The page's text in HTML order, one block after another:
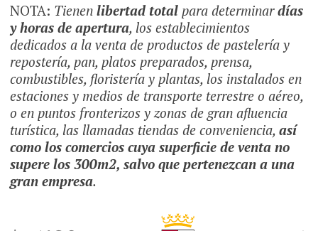
NOTA: Tienen libertad totalpara determinardías
y horas de apertura, los establecimientos
dedicados a la venta de productos de pastelería y
repostería, pan, platos preparados, prensa,
combustibles, floristería y plantas, los instalados en
estaciones y medios de transporte terrestre o aéreo,
o en puntos fronterizos y zonas de gran afluencia
turística, las llamadas tiendas de conveniencia, así
como los comercios cuya superficie de venta no
supere los 300m2, salvo que pertenezcan a una
gran empresa.